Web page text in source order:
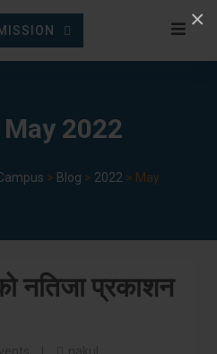
×
May 2022
> Blog > 2022 > May
नतिजा प्रकाशन